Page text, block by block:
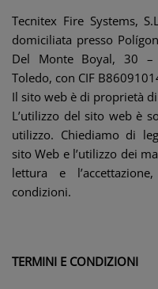
Tecnitex Fire Systems,
domiciliata presso
Del Monte Boyal, 30 –
Toledo, con CIF
Il sito web è di proprietà di
L’utilizzo del sito web è
utilizzo. Chiediamo di
sito Web e l’utilizzo dei
lettura e
condizioni.
TERMINI E CONDIZIONI